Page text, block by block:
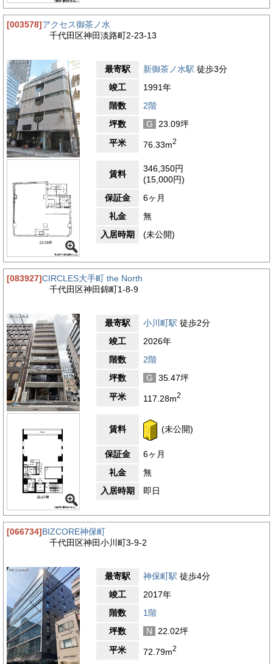
[003578]アクセス御茶ノ水
千代田区神田淡路町2-23-13
最寄駅 新御茶ノ水駅 徒歩3分
竣工
1991年
階数
2階
坪数
G
23.09坪
平米
76.33m2
賃料
346,350円
(15,000円)
保証金
6ヶ月
礼金
無
入居時期
(未公開)
[083927]CIRCLES大手町 the North
千代田区神田錦町1-8-9
最寄駅 小川町駅 徒歩2分
竣工
2026年
階数
2階
坪数
G
35.47坪
平米
117.28m2
賃料 (未公開)
保証金
6ヶ月
礼金
無
入居時期
即日
[066734]BIZCORE神保町
千代田区神田小川町3-9-2
最寄駅 神保町駅 徒歩4分
竣工
2017年
階数
1階
坪数
N
22.02坪
平米
72.79m2